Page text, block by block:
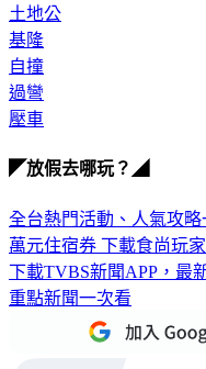
土地公
基隆
自撞
過彎
壓車
◤放假去哪玩？◢
全台熱門活動、人氣攻略
萬元住宿券 下載食尚玩
下載TVBS新聞APP，最
重點新聞一次看